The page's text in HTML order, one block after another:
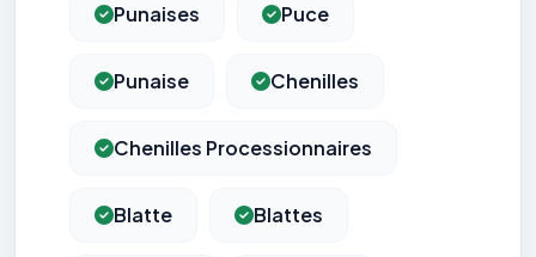
Punaises Puce
Punaise Chenilles
Chenilles Processionnaires
Blatte Blattes